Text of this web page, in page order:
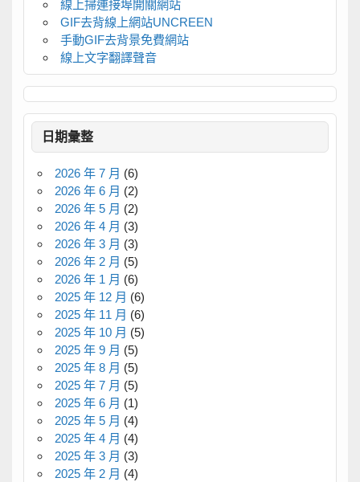
線上掃連接埠開關網站
GIF去背線上網站UNCREEN
手動GIF去背景免費網站
線上文字翻譯聲音
日期彙整
2026 年 7 月 (6)
2026 年 6 月 (2)
2026 年 5 月 (2)
2026 年 4 月 (3)
2026 年 3 月 (3)
2026 年 2 月 (5)
2026 年 1 月 (6)
2025 年 12 月 (6)
2025 年 11 月 (6)
2025 年 10 月 (5)
2025 年 9 月 (5)
2025 年 8 月 (5)
2025 年 7 月 (5)
2025 年 6 月 (1)
2025 年 5 月 (4)
2025 年 4 月 (4)
2025 年 3 月 (3)
2025 年 2 月 (4)